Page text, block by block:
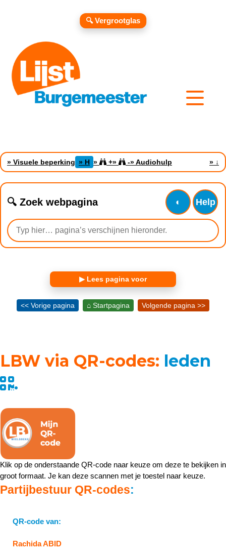
» Visuele beperking » H » +» -» Audiohulp » ↓
🔍 Zoek webpagina ◐ Help
▶ Lees pagina voor
🔍 Vergrootglas
<< Vorige pagina ⌂ Startpagina Volgende pagina >>
LBW via QR-codes: leden
.
Klik op de onderstaande QR-code naar keuze om deze te bekijken in
groot formaat. Je kan deze scannen met je toestel naar keuze.
Partijbestuur QR-codes:
QR-code van:
Rachida ABID